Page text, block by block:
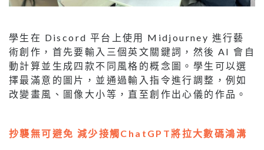
學生在 Discord 平台上使用 Midjourney 進行藝
術創作，首先要輸入三個英文關鍵詞，然後 AI 會自
動計算並生成四款不同風格的概念圖。學生可以選
擇最滿意的圖片，並通過輸入指令進行調整，例如
改變畫風、圖像大小等，直至創作出心儀的作品。
抄襲無可避免 減少接觸ChatGPT將拉大數碼鴻溝